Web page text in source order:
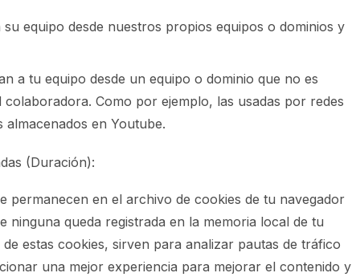
equipo desde nuestros propios equipos o dominios y
a tu equipo desde un equipo o dominio que no es
Como por ejemplo, las usadas por redes
en Youtube.
(Duración):
permanecen en el archivo de cookies de tu navegador
ninguna queda registrada en la memoria local de tu
estas cookies, sirven para analizar pautas de tráfico
una mejor experiencia para mejorar el contenido y